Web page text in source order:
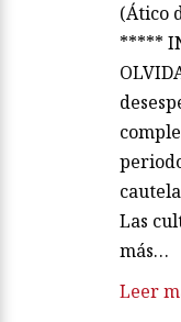
(Ático
*****
Las
más…
Leer